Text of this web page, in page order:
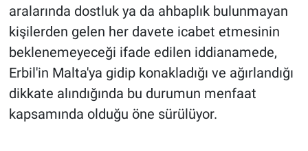
aralarında dostluk ya da ahbaplık bulunmayan
kişilerden gelen her davete icabet etmesinin
beklenemeyeceği ifade edilen iddianamede,
Erbil'in Malta'ya gidip konakladığı ve ağırlandığı
dikkate alındığında bu durumun menfaat
kapsamında olduğu öne sürülüyor.